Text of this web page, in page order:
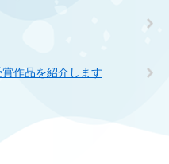
作品を紹介します